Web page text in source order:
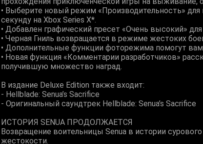
• Выберите новый режим «Производительность»
секунду на Xbox Series X*.
• Добавлен графический пресет «Очень высокий»
• Черная Гниль возвращается в режиме жестоких
• Дополнительные функции фоторежима помогут
• Новая функция «Комментарии разработчиков»
получившую множество наград.
В издание Deluxe Edition также входит:
- Hellblade: Senua’s Sacrifice
- Оригинальный саундтрек Hellblade: Senua’s Sacrifice
ИСТОРИЯ SENUA ПРОДОЛЖАЕТСЯ
Возвращение воительницы Senua в истории
жестокости.